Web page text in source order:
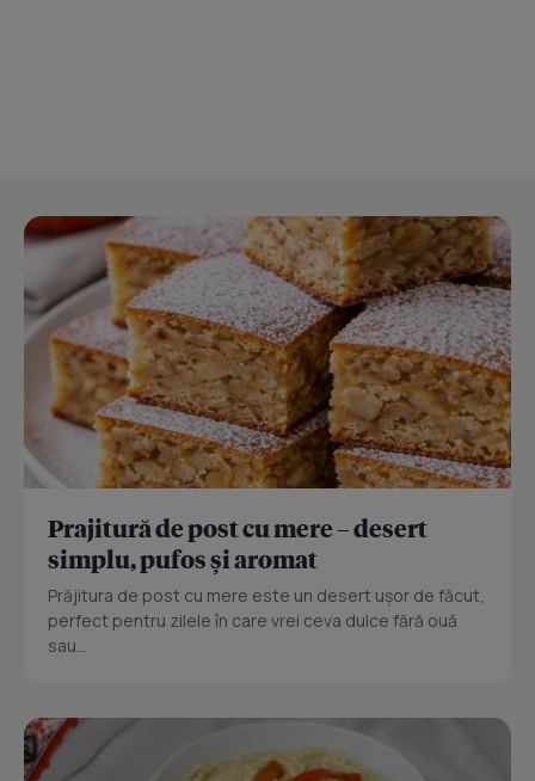
Prajitură de post cu mere – desert
simplu, pufos și aromat
Prăjitura de post cu mere este un desert ușor de făcut,
perfect pentru zilele în care vrei ceva dulce fără ouă
sau...